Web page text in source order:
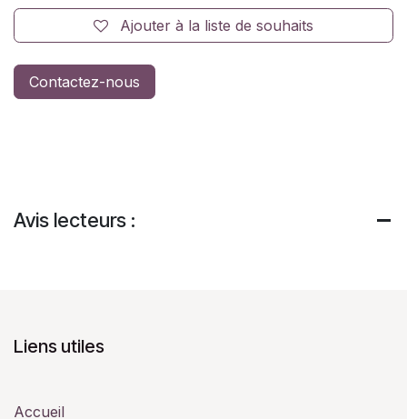
Ajouter à la liste de souhaits
Contactez-nous
Avis lecteurs :
Liens utiles
Accueil